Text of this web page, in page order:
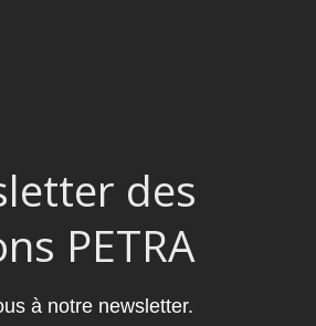
des
PETRA
à notre newsletter.